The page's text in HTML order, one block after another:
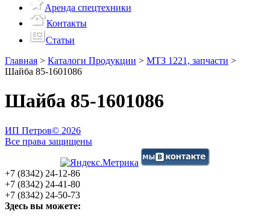
Аренда спецтехники
Контакты
Статьи
Главная > Каталоги Продукции > МТЗ 1221, запчасти >
Шайба 85-1601086
Шайба 85-1601086
ИП Петров© 2026
Все права защищены
+7 (8342) 24-12-86
+7 (8342) 24-41-80
+7 (8342) 24-50-73
Здесь вы можете: